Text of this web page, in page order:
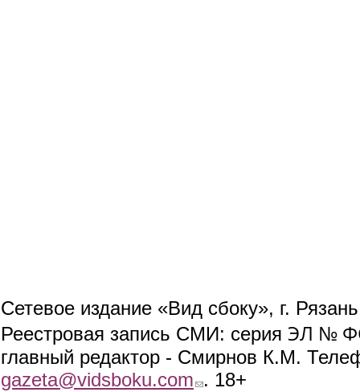
Сетевое издание «Вид сбоку», г.
Реестровая запись СМИ: серия ЭЛ №
главный редактор - Смирнов К.М.
gazeta@vidsboku.com (link sends e-mail)
. 18+